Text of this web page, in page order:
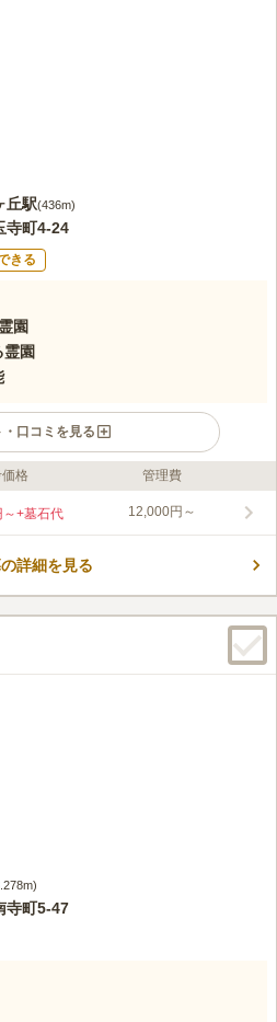
丘駅(436m)
寺町4-24
きる
園
園
・口コミを見る
観が目を引く寺院墓苑です。門をくぐり、
院が多いと言われる天王寺区の中にあり
不問なので、誰でもお墓を申し込むこと
・洋型があり自分の好きな形のお墓を選
ートや飲食店がたくさんあり、待ち合わ
格 管理費
+墓石代 12,000円～
詳細を見る
)
寺町5-47